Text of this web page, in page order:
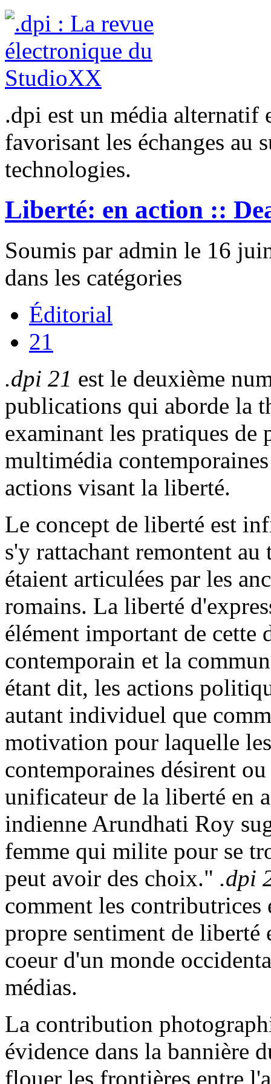
.dpi est un média alternatif
favorisant les échanges au
technologies.
Liberté: en action ::
Soumis par admin le 16
dans les catégories
Éditorial
21
.dpi 21 est le deuxième
publications qui aborde la
examinant les pratiques de
multimédia
actions visant la liberté.
Le concept de liberté est
s'y rattachant remontent
étaient articulées par les
romains. La liberté
élément important de cette
contemporain et la
étant dit, les actions
autant individuel que
motivation pour laquelle
contemporaines désirent
unificateur de la liberté en
indienne Arundhati Roy
femme qui milite pour se
peut avoir des choix." .dpi
comment les contributrices
propre sentiment de liberté
coeur d'un monde
médias.
La contribution
évidence dans la bannière
flouer les frontières entre